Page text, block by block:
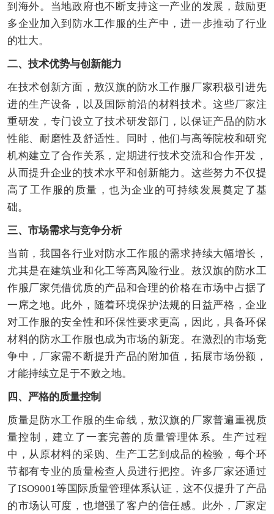
到海外。当地政府也不断支持这一产业的发展，鼓励更
多企业加入到防水工作服的生产中，进一步推动了行业
的壮大。
二、技术优势与创新能力
在技术创新方面，敖汉旗的防水工作服厂家积极引进先
进的生产设备，以及国际前沿的材料技术。这些厂家注
重研发，专门设立了技术研发部门，以保证产品的防水
性能、耐磨性及舒适性。同时，他们与高等院校和研究
机构建立了合作关系，定期进行技术交流和合作开发，
从而提升企业的技术水平和创新能力。这些努力不仅提
高了工作服的质量，也为企业的可持续发展奠定了基
础。
三、市场需求与竞争分析
当前，我国各行业对防水工作服的需求持续大幅增长，
尤其是在建筑业和化工等高风险行业。敖汉旗的防水工
作服厂家凭借优质的产品和合理的价格在市场中占据了
一席之地。此外，随着环境保护法规的日益严格，企业
对工作服的安全性和环保性要求更高，因此，具备环保
材料的防水工作服也成为市场的新宠。在激烈的市场竞
争中，厂家需不断提升产品的附加值，拓展市场份额，
才能持续立足于不败之地。
四、严格的质量控制
质量是防水工作服的生命线，敖汉旗的厂家普遍重视质
量控制，建立了一套完善的质量管理体系。生产过程
中，从原材料的采购、生产工艺到成品的检验，每个环
节都有专业的质量检查人员进行把控。许多厂家还通过
了ISO9001等国际质量管理体系认证，这不仅提升了产品
的市场认可度，也增强了客户的信任感。此外，厂家定